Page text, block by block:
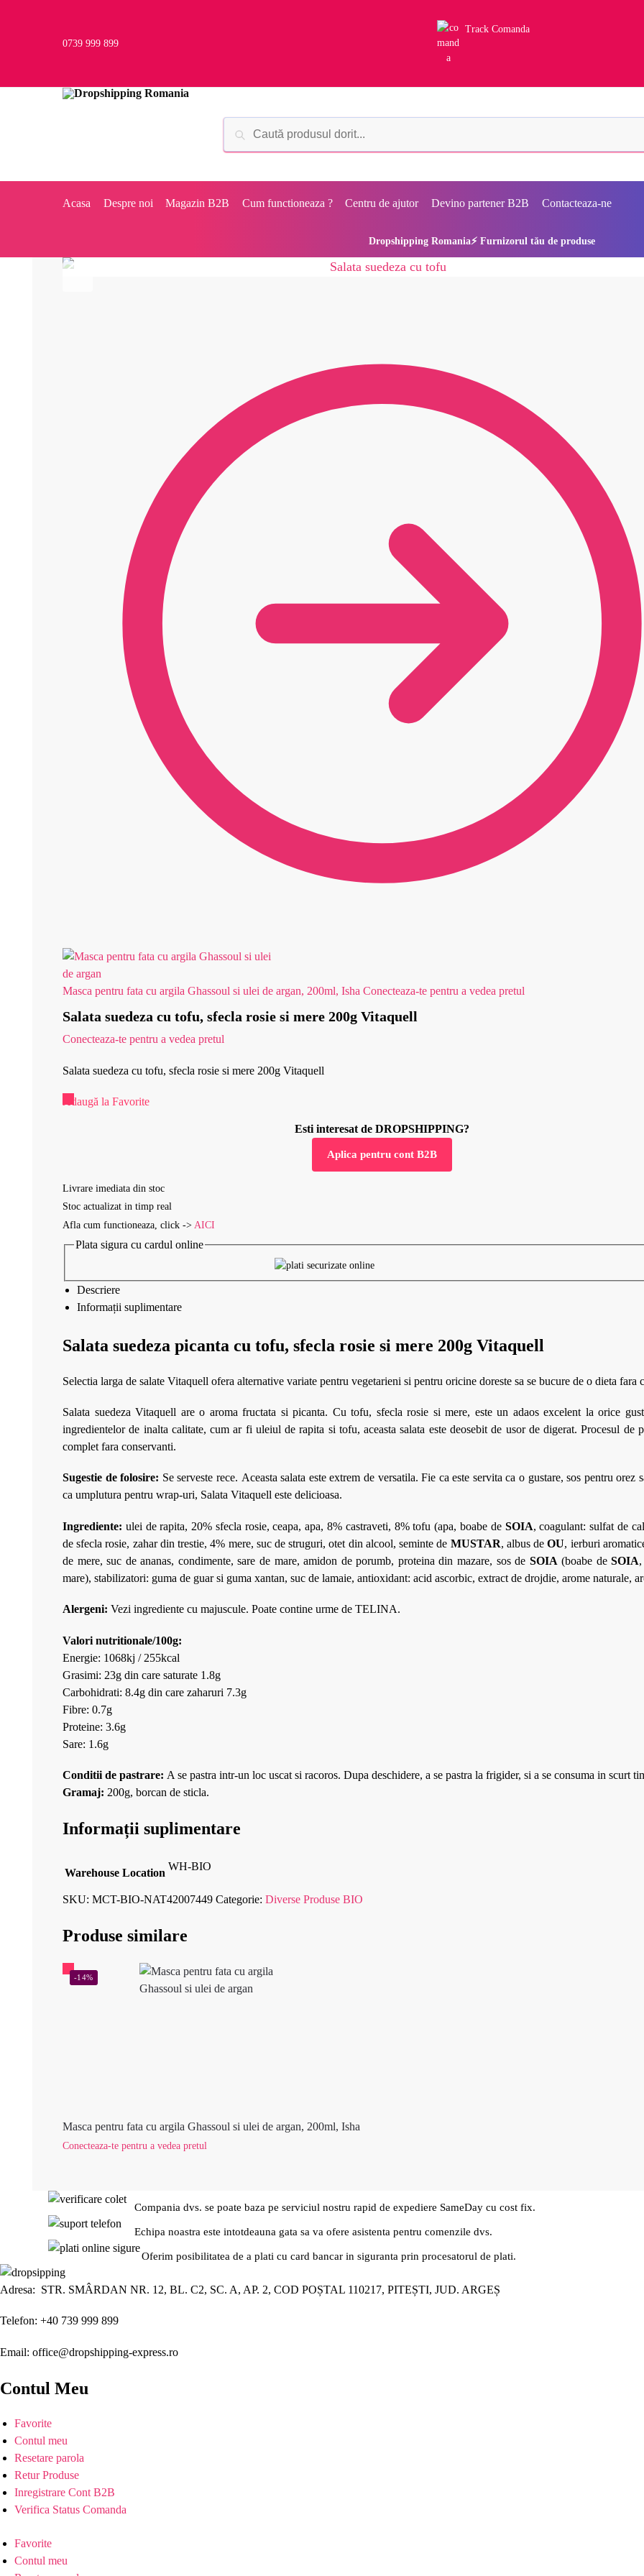
0739 999 899
Track Comanda
Acasa Despre noi Magazin B2B Cum functioneaza ? Centru de ajutor Devino partener B2B Contacteaza-ne
Dropshipping Romania⚡ Furnizorul tău de produse
Masca pentru fata cu argila Ghassoul si ulei de argan, 200ml, Isha Conecteaza-te pentru a vedea pretul
Salata suedeza cu tofu, sfecla rosie si mere 200g Vitaquell
Conecteaza-te pentru a vedea pretul
Salata suedeza cu tofu, sfecla rosie si mere 200g Vitaquell
Adaugă la Favorite
Esti interesat de DROPSHIPPING?
Aplica pentru cont B2B
Livrare imediata din stoc
Stoc actualizat in timp real
Afla cum functioneaza, click -> AICI
Plata sigura cu cardul online
Descriere
Informații suplimentare
Salata suedeza picanta cu tofu, sfecla rosie si mere 200g Vitaquell
Selectia larga de salate Vitaquell ofera alternative variate pentru vegetarieni si pentru oricine doreste sa se bucure de o dieta fara
Salata suedeza Vitaquell are o aroma fructata si picanta. Cu tofu, sfecla rosie si mere, este un adaos excelent la orice
ingredientelor de inalta calitate, cum ar fi uleiul de rapita si tofu, aceasta salata este deosebit de usor de digerat. Procesul de
complet fara conservanti.
Sugestie de folosire: Se serveste rece. Aceasta salata este extrem de versatila. Fie ca este servita ca o gustare, sos pentru orez
ca umplutura pentru wrap-uri, Salata Vitaquell este delicioasa.
Ingrediente: ulei de rapita, 20% sfecla rosie, ceapa, apa, 8% castraveti, 8% tofu (apa, boabe de SOIA, coagulant: sulfat de
de sfecla rosie, zahar din trestie, 4% mere, suc de struguri, otet din alcool, seminte de MUSTAR, albus deOU, ierburi
de mere, suc de ananas, condimente, sare de mare, amidon de porumb, proteina din mazare, sos de SOIA (boabe deSOIA
mare), stabilizatori: guma de guar si guma xantan, suc de lamaie, antioxidant: acid ascorbic, extract de drojdie, arome naturale,
Alergeni: Vezi ingrediente cu majuscule. Poate contine urme de TELINA.
Valori nutritionale/100g:
Energie: 1068kj / 255kcal
Grasimi: 23g din care saturate 1.8g
Carbohidrati: 8.4g din care zaharuri 7.3g
Fibre: 0.7g
Proteine: 3.6g
Sare: 1.6g
Conditii de pastrare: A se pastra intr-un loc uscat si racoros. Dupa deschidere, a se pastra la frigider, si a se consuma in scurt
Gramaj: 200g, borcan de sticla.
Informații suplimentare
Warehouse Location
WH-BIO
SKU: MCT-BIO-NAT42007449 Categorie: Diverse Produse BIO
Produse similare
-14%
Masca pentru fata cu argila Ghassoul si ulei de argan, 200ml, Isha
Conecteaza-te pentru a vedea pretul
Compania dvs. se poate baza pe serviciul nostru rapid de expediere SameDay cu cost fix.
Echipa noastra este intotdeauna gata sa va ofere asistenta pentru comenzile dvs.
Oferim posibilitatea de a plati cu card bancar in siguranta prin procesatorul de plati.
Adresa: STR. SMÂRDAN NR. 12, BL. C2, SC. A, AP. 2, COD POȘTAL 110217, PITEȘTI, JUD. ARGEȘ
Telefon: +40 739 999 899
Email: office@dropshipping-express.ro
Contul Meu
Favorite
Contul meu
Resetare parola
Retur Produse
Inregistrare Cont B2B
Verifica Status Comanda
Favorite
Contul meu